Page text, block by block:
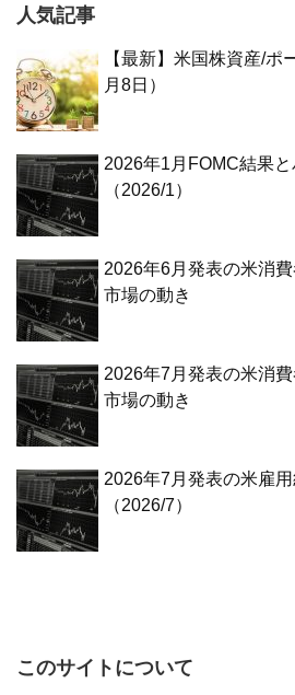
人気記事
【最新】米国株資産/
月8日）
2026年1月FOMC結果
（2026/1）
2026年6月発表の米消
市場の動き
2026年7月発表の米消
市場の動き
2026年7月発表の米雇
（2026/7）
このサイトについて